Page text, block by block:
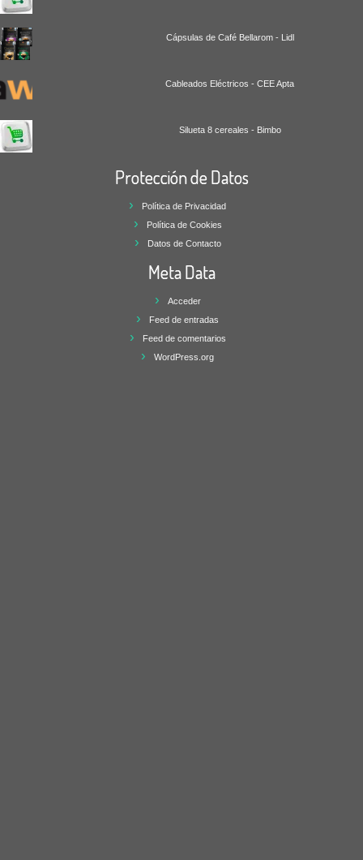
Cápsulas de Café Bellarom - Lidl
Cableados Eléctricos - CEE Apta
Silueta 8 cereales - Bimbo
Protección de Datos
Política de Privacidad
Política de Cookies
Datos de Contacto
Meta Data
Acceder
Feed de entradas
Feed de comentarios
WordPress.org